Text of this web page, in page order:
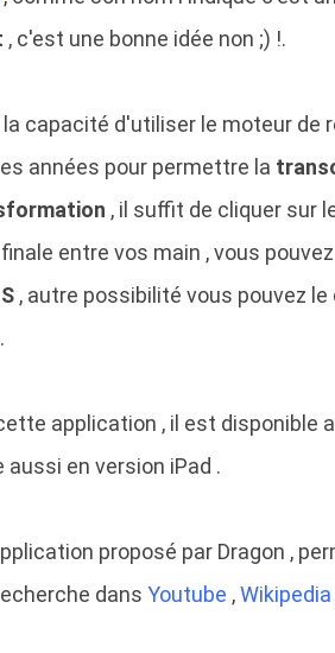
, c'est une bonne idée non ;) !.
la capacité d'utiliser le moteur de
années pour permettre la
, il suffit de cliquer sur
entre vos main , vous
, autre possibilité vous pouvez
application , il est disponible
aussi en version iPad .
proposé par Dragon ,
dans Youtube ,Wikipedia